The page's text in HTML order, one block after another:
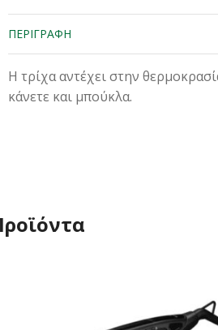
ΠΕΡΙΓΡΑΦΉ
Η τρίχα αντέχει στην
κάνετε και μπούκλα.